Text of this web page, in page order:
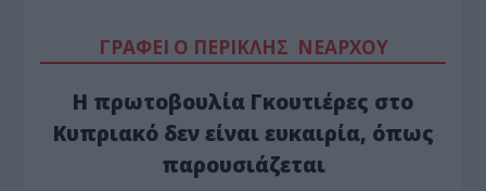
ΓΡΑΦΕΙ Ο ΠΕΡΙΚΛΗΣ ΝΕΑΡΧΟΥ
Η πρωτοβουλία Γκουτιέρες στο
Κυπριακό δεν είναι ευκαιρία, όπως
παρουσιάζεται